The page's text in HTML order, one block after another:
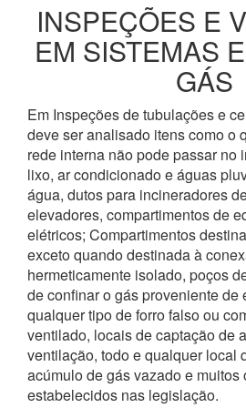
INSPEÇÕES E
EM SISTEMAS
GÁS
Em Inspeções de tubulações e
deve ser analisado itens como o
rede interna não pode passar no
lixo, ar condicionado e águas
água, dutos para incineradores
elevadores, compartimentos de
elétricos; Compartimentos
exceto quando destinada à
hermeticamente isolado, poços
de confinar o gás proveniente de
qualquer tipo de forro falso ou
ventilado, locais de captação de
ventilação, todo e qualquer local
acúmulo de gás vazado e muitos
estabelecidos nas legislação.